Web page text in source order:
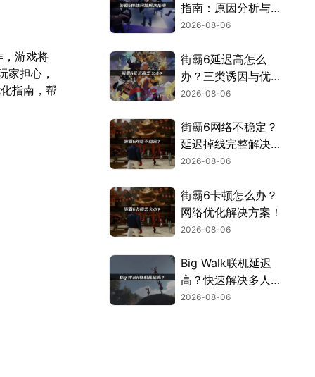
，游戏将
家担心，
指南，帮
指南：原因分析与网
络优化技巧！
2026-08-06
街霸6延迟高怎么
办？三类诱因与优化
解决方案！
2026-08-06
街霸6网络不稳定？
延迟掉线完整解决指
南！
2026-08-06
街霸6卡顿怎么办？
网络优化解决方案！
2026-08-06
Big Walk联机延迟
高？快速解决多人联
机卡顿问题！
2026-08-06